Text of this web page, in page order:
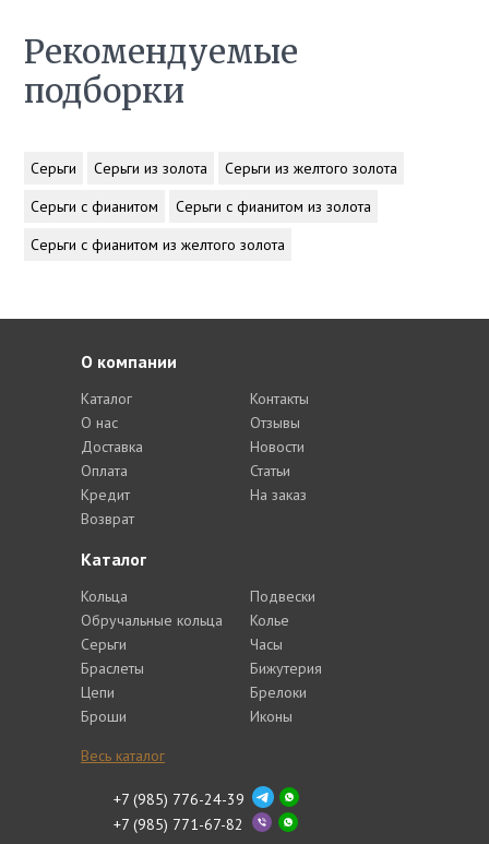
Рекомендуемые
подборки
Серьги Серьги из золота
Серьги из желтого золота
Серьги с фианитом
Серьги с фианитом из золота
Серьги с фианитом из желтого золота
Каталог
Кольца
Обручальные кольца
Серьги
Браслеты
Цепи
Броши
Подвески
Колье
Часы
Бижутерия
Брелоки
Иконы
Весь каталог
О компании
Каталог
О нас
Доставка
Оплата
Кредит
Возврат
Контакты
Отзывы
Новости
Статьи
На заказ
+7 (985) 776-24-39
+7 (985) 771-67-82